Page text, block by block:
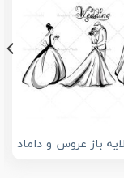
باز عروس و داماد